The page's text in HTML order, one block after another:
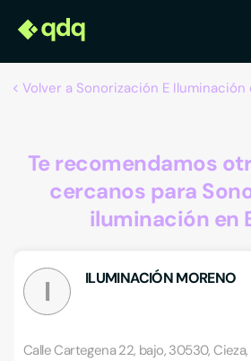
Volver a Sonorización E Iluminación
Te recomendamos
cercanos para
iluminación en
I ILUMINACIÓN MORENO
Calle Cartegena 22, bajo, 30530,